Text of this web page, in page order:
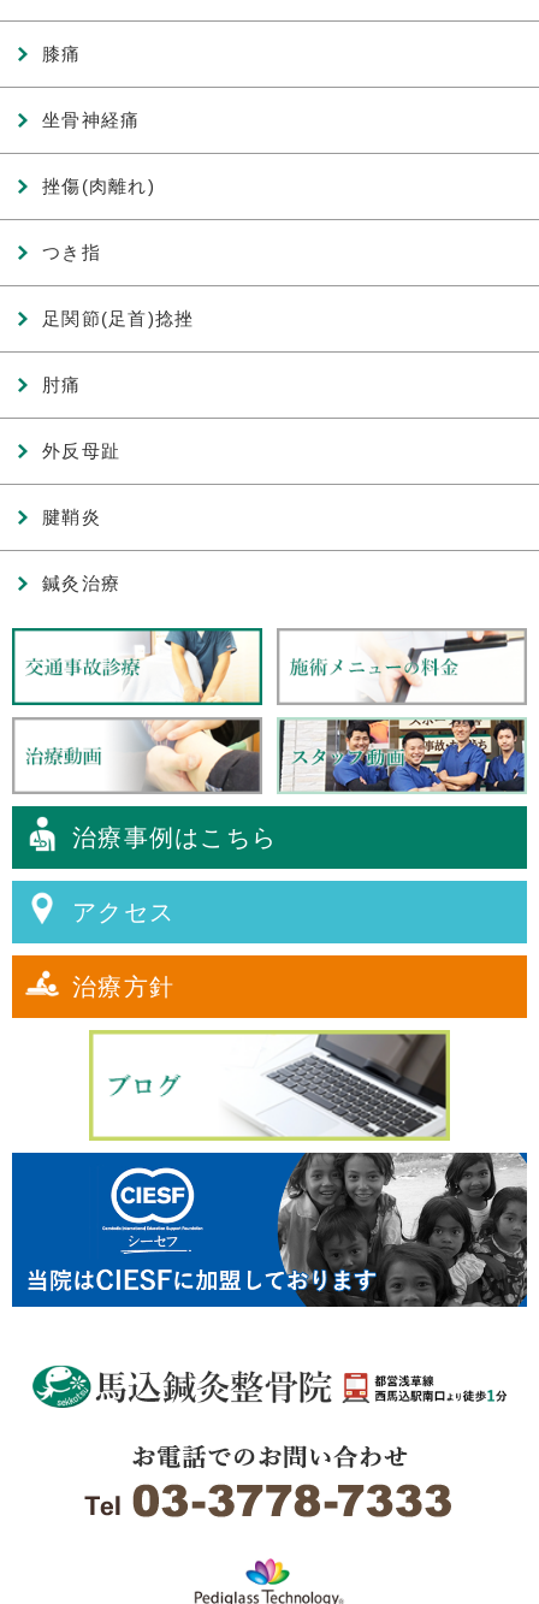
膝痛
坐骨神経痛
挫傷(肉離れ)
つき指
足関節(足首)捻挫
肘痛
外反母趾
腱鞘炎
鍼灸治療
治療事例はこちら
アクセス
治療方針